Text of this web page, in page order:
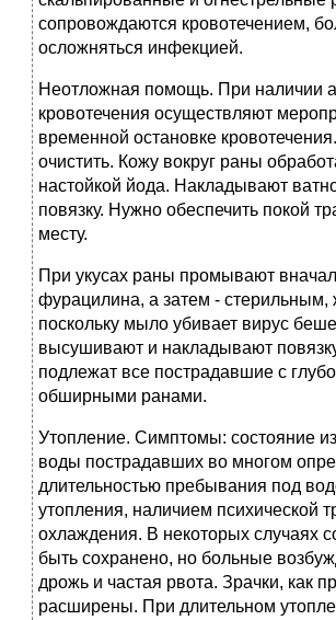
сопровождаются кровотечением,
осложняться инфекцией.
Неотложная помощь. При наличии
кровотечения осуществляют
временной остановке
очистить. Кожу вокруг раны
настойкой йода. Накладывают
повязку. Нужно обеспечить покой
месту.
При укусах раны промывают
фурацилина, а затем -
поскольку мыло убивает вирус
высушивают и накладывают
подлежат все пострадавшие с
обширными ранами.
Утопление. Симптомы: состояние
воды пострадавших во многом
длительностью пребывания под
утопления, наличием психической
охлаждения. В некоторых случаях
быть сохранено, но больные
дрожь и частая рвота. Зрачки, как
расширены. При длительном